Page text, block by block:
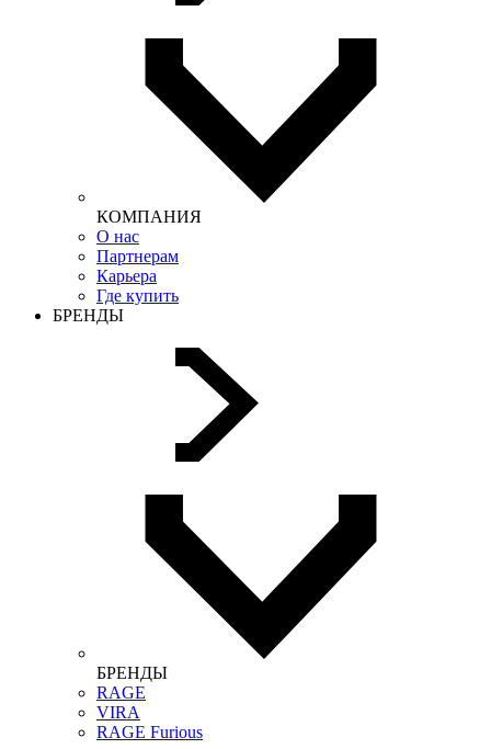
КОМПАНИЯ
О нас
Партнерам
Карьера
Где купить
БРЕНДЫ
БРЕНДЫ
RAGE
VIRA
RAGE Furious